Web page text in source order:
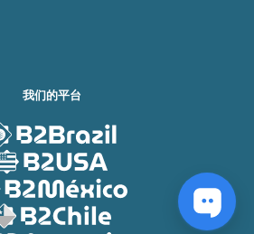
我们的平台